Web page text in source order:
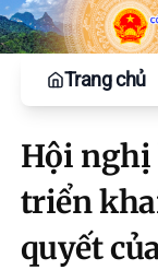
Trang chủ
Hội nghị
triển
quyết